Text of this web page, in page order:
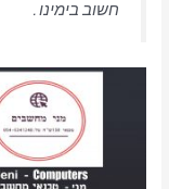
חשוב בימינו .